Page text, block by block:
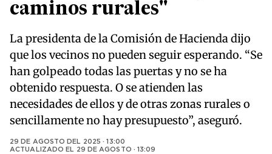
caminos rurales"
La presidenta de la Comisión de Hacienda dijo
que los vecinos no pueden seguir esperando. “Se
han golpeado todas las puertas y no se ha
obtenido respuesta. O se atienden las
necesidades de ellos y de otras zonas rurales o
sencillamente no hay presupuesto”, aseguró.
29 DE AGOSTO DEL 2025 · 13:00
ACTUALIZADO EL 29 DE AGOSTO · 13:09